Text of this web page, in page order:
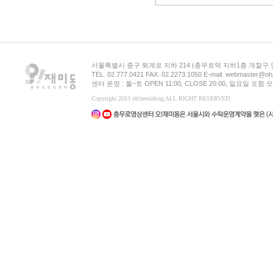
서울특별시 중구 퇴계로 지하 214 (충무로역 지하1층 개찰구
TEL. 02.777.0421 FAX. 02.2273.1050 E-mail.
센터 운영 : 월~토 OPEN 11:00, CLOSE 20:00, 일요일 포함
Copyright 2013 oh!zemidong ALL RIGHT RESERVED.